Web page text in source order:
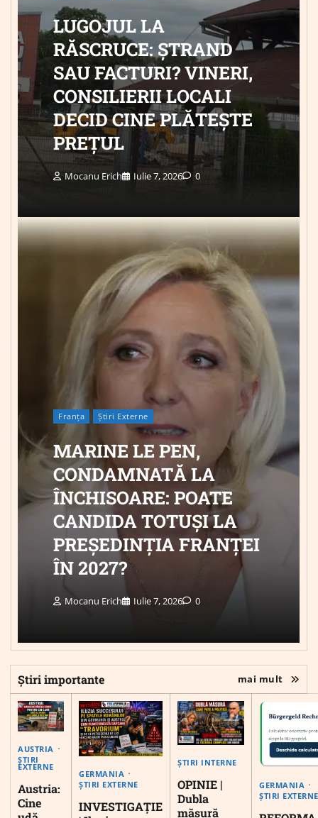
LUGOJUL LA
RĂSCRUCE: ȘTRAND
SAU FACTURI? VINERI,
CONSILIERII LOCALI
DECID CINE PLĂTEȘTE
PREȚUL
Mocanu Erich Iulie 7, 2026 0
Franța Știri Externe
MARINE LE PEN,
CONDAMNATĂ LA
ÎNCHISOARE: POATE
CANDIDA TOTUȘI LA
PREȘEDINȚIA FRANȚEI
ÎN 2027?
Mocanu Erich Iulie 7, 2026 0
Știri importante mai mult
AUSTRIA
ȘTIRI
EXTERNE
Austria:
Cine
GERMANIA
ȘTIRI EXTERNE
INVESTIGAȚIE
ȘTIRI INTERNE
OPINIE |
Dubla
măsură
GERMANIA
ȘTIRI EXTERNE